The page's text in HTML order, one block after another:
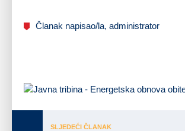
Članak napisao/la, administrator
SLJEDEĆI ČLANAK